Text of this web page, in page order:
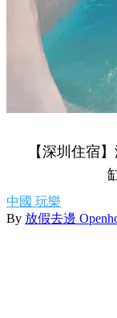
【深圳住宿
中國 玩樂
By 放假去邊